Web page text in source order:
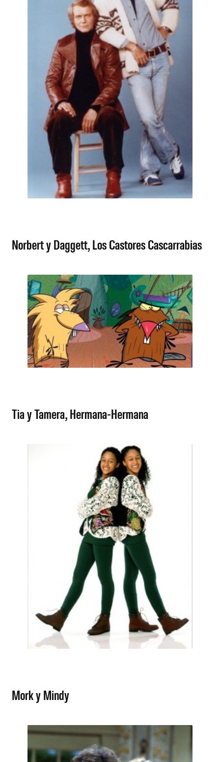
Norbert y Daggett, Los Castores Cascarrabias
Tia y Tamera, Hermana-Hermana
Mork y Mindy